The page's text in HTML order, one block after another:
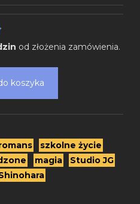
od złożenia zamówienia.
koszyka
szkolne życie
magia
Studio JG